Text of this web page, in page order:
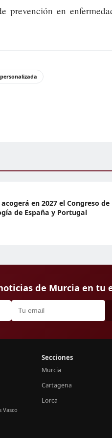
prevención en
en 2027 el Congreso de
de España y Portugal
de Murcia en tu
Vasco
Secciones
Murcia
Cartagena
Lorca